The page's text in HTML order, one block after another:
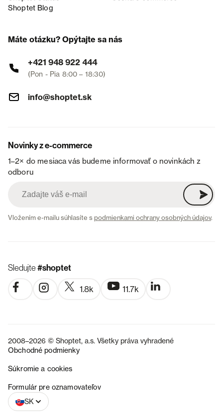
Shoptet Blog
Máte otázku? Opýtajte sa nás
+421 948 922 444
(Pon - Pia 8:00 – 18:30)
info@shoptet.sk
Novinky z e-commerce
1–2× do mesiaca vás budeme informovať o novinkách z
odboru
Vložením e-mailu súhlasíte spodmienkami ochrany osobných údajov.
Sledujte#shoptet
1.8k 11.7k
2008–2026 © Shoptet, a.s. Všetky práva vyhradené
Obchodné podmienky
Súkromie a cookies
Formulár pre oznamovateľov
SK